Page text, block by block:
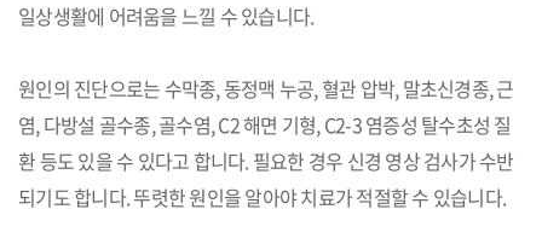
일상생활에 어려움을 느낄 수 있습니다.
원인의 진단으로는 수막종, 동정맥 누공, 혈관 압박, 말초신경종, 근
염, 다방설 골수종, 골수염, C2 해면 기형, C2-3 염증성 탈수초성 질
환 등도 있을 수 있다고 합니다. 필요한 경우 신경 영상 검사가 수반
되기도 합니다. 뚜렷한 원인을 알아야 치료가 적절할 수 있습니다.